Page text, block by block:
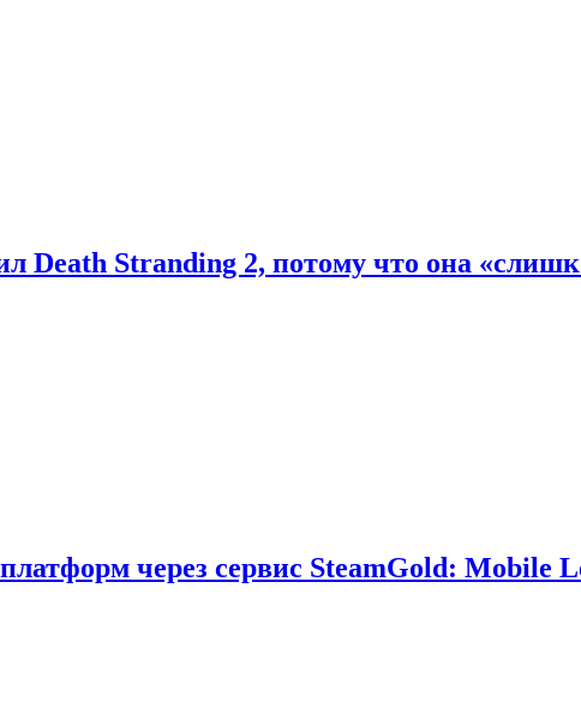
Death Stranding 2, потому что она
через сервис SteamGold: Mobile